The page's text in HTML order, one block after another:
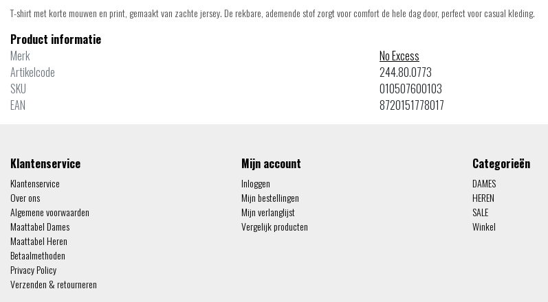
T-shirt met korte mouwen en print, gemaakt van zachte jersey. De rekbare, ademende stof zorgt voor comfort de hele dag door, perfect voor casual kleding.
Product informatie
Merk
No Excess
Artikelcode
244.80.0773
SKU
010507600103
EAN
8720151778017
Klantenservice
Klantenservice
Over ons
Algemene voorwaarden
Maattabel Dames
Maattabel Heren
Betaalmethoden
Privacy Policy
Verzenden & retourneren
Mijn account
Inloggen
Mijn bestellingen
Mijn verlanglijst
Vergelijk producten
Categorieën
DAMES
HEREN
SALE
Winkel